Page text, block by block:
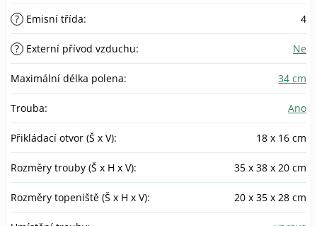
? Emisní třída: 4
? Externí přívod vzduchu: Ne
Maximální délka polena: 34 cm
Trouba: Ano
Přikládací otvor (Š x V): 18 x 16 cm
Rozměry trouby (Š x H x V): 35 x 38 x 20 cm
Rozměry topeniště (Š x H x V): 20 x 35 x 28 cm